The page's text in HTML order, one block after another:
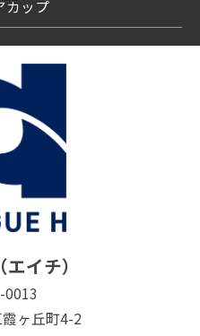
カップ
イチ）
0013
ヶ丘町4-2